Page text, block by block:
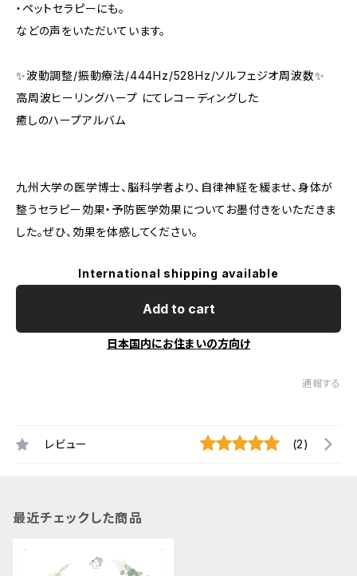
・ペットセラピーにも。
などの声をいただいています。
✨波動調整/振動療法/444Hz/528Hz/ソルフェジオ周波数✨
高周波ヒーリングハープ にてレコーディングした
癒しのハープアルバム
九州大学の医学博士、脳科学者より、自律神経を緩ませ、身体が
整うセラピー効果・予防医学効果についてお墨付きをいただきま
した。ぜひ、効果を体感してください。
International shipping available
Add to cart
日本国内にお住まいの方向け
通報する
レビュー (2)
最近チェックした商品